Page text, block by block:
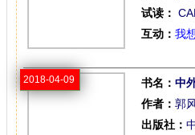
试读：
互动： 我
2018-04-09 书名： 中
作者： 郭
出版社：